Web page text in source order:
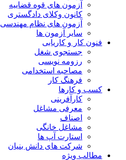
آزمون های قوه قضاییه
کانون وکلای دادگستری
آزمون های نظام مهندسی
سایر آزمون ها
فنون کار و کاریابی
جستجوی شغل
رزومه نویسی
مصاحبه استخدامی
فرهنگ کار
کسب و کارها
کارآفرینی
معرفی مشاغل
اصناف
مشاغل خانگی
استارت آپ ها
شرکت های دانش بنیان
مطالب ویژه